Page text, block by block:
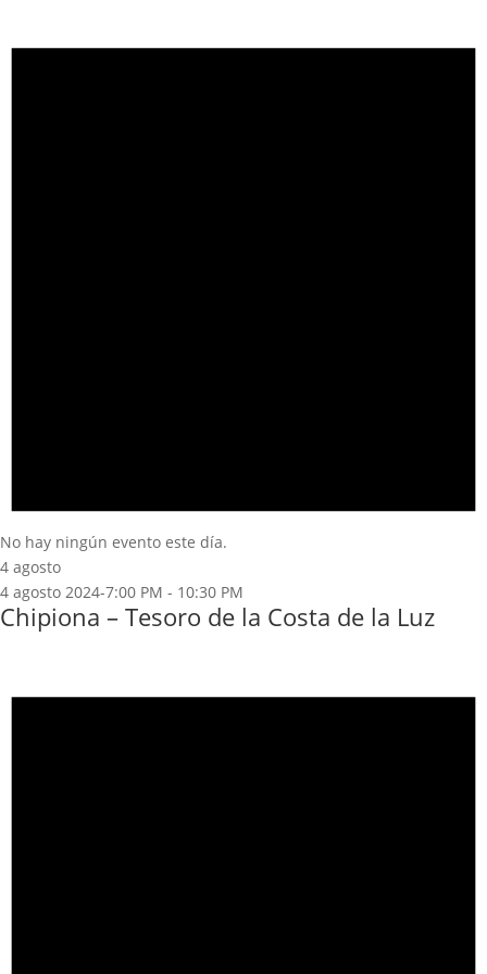
No hay ningún evento este día.
4 agosto
4 agosto 2024-7:00 PM - 10:30 PM
Chipiona – Tesoro de la Costa de la Luz